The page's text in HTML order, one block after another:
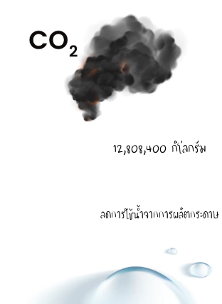
12,808,400 กิโลกรัม
ลดการใช้น้ำจากการผลิตกระดาษ